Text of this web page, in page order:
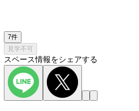
7件
見学不可
スペース情報をシェアする